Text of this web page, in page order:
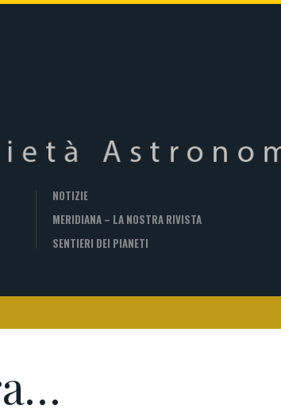
NOTIZIE
MERIDIANA – LA NOSTRA RIVISTA
SENTIERI DEI PIANETI